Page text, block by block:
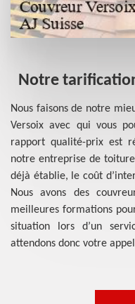
Notre
Nous faisons de notre
Versoix avec qui vous
rapport qualité-prix est
notre entreprise de
déjà établie, le coût
Nous avons des
meilleures formations
situation lors d’un
attendons donc votre